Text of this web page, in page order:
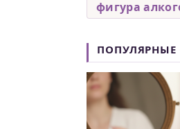
фигура
ПОПУЛЯРНЫЕ